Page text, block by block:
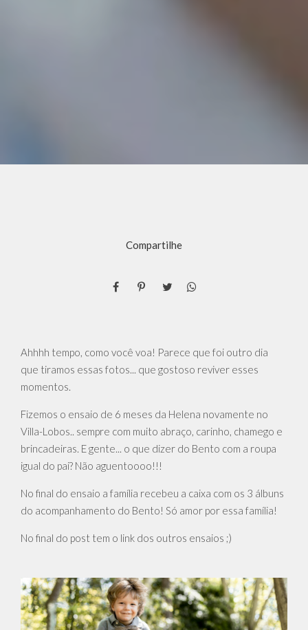
Compartilhe
Ahhhh tempo, como você voa! Parece que foi outro dia
que tiramos essas fotos... que gostoso reviver esses
momentos.
Fizemos o ensaio de 6 meses da Helena novamente no
Villa-Lobos.. sempre com muito abraço, carinho, chamego e
brincadeiras. E gente... o que dizer do Bento com a roupa
igual do pai? Não aguentoooo!!!
No final do ensaio a família recebeu a caixa com os 3 álbuns
do acompanhamento do Bento! Só amor por essa família!
No final do post tem o link dos outros ensaios ;)